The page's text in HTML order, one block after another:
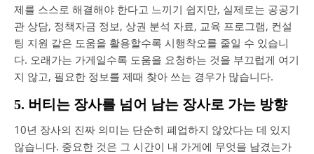
제를 스스로 해결해야 한다고 느끼기 쉽지만, 실제로는 공공기
관 상담, 정책자금 정보, 상권 분석 자료, 교육 프로그램, 컨설
팅 지원 같은 도움을 활용할수록 시행착오를 줄일 수 있습니
다. 오래가는 가게일수록 도움을 요청하는 것을 부끄럽게 여기
지 않고, 필요한 정보를 제때 찾아 쓰는 경우가 많습니다.
5. 버티는 장사를 넘어 남는 장사로 가는 방향
10년 장사의 진짜 의미는 단순히 폐업하지 않았다는 데 있지
않습니다. 중요한 것은 그 시간이 내 가게에 무엇을 남겼는가